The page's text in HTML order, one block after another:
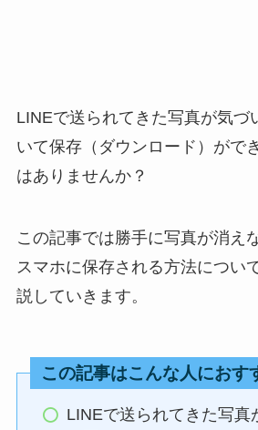
LINEで送られてきた写真が気づ
いて保存（ダウンロード）がで
はありませんか？
この記事では勝手に写真が消え
スマホに保存される方法につい
説していきます。
この記事はこんな人におす
LINEで送られてきた写真